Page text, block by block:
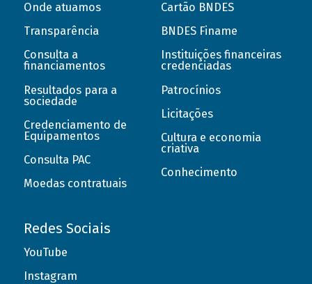
Onde atuamos
Transparência
Consulta a
financiamentos
Resultados para a
sociedade
Credenciamento de
Equipamentos
Consulta PAC
Moedas contratuais
Cartão BNDES
BNDES Finame
Instituições financeiras
credenciadas
Patrocínios
Licitações
Cultura e economia
criativa
Conhecimento
Redes Sociais
YouTube
Instagram